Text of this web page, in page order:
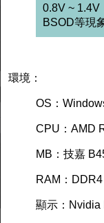
0.8V ~ 1.4V
BSOD等現
環境：
OS：
CPU：AMD
MB：技嘉
RAM：
顯示：Nvidia